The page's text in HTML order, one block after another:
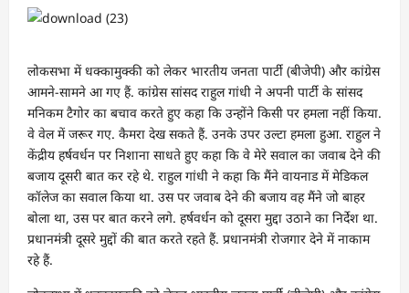
लोकसभा में धक्कामुक्की को लेकर भारतीय जनता पार्टी (बीजेपी) और कांग्रेस
आमने-सामने आ गए हैं. कांग्रेस सांसद राहुल गांधी ने अपनी पार्टी के सांसद
मनिकम टैगोर का बचाव करते हुए कहा कि उन्होंने किसी पर हमला नहीं किया.
वे वेल में जरूर गए. कैमरा देख सकते हैं. उनके उपर उल्टा हमला हुआ. राहुल ने
केंद्रीय हर्षवर्धन पर निशाना साधते हुए कहा कि वे मेरे सवाल का जवाब देने की
बजाय दूसरी बात कर रहे थे. राहुल गांधी ने कहा कि मैंने वायनाड में मेडिकल
कॉलेज का सवाल किया था. उस पर जवाब देने की बजाय वह मैंने जो बाहर
बोला था, उस पर बात करने लगे. हर्षवर्धन को दूसरा मुद्दा उठाने का निर्देश था.
प्रधानमंत्री दूसरे मुद्दों की बात करते रहते हैं. प्रधानमंत्री रोजगार देने में नाकाम
रहे हैं.